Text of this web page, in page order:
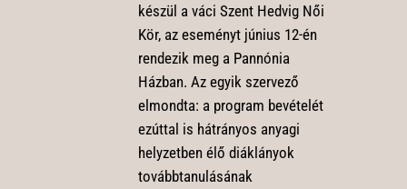
készül a váci Szent Hedvig Női
Kör, az eseményt június 12-én
rendezik meg a Pannónia
Házban. Az egyik szervező
elmondta: a program bevételét
ezúttal is hátrányos anyagi
helyzetben élő diáklányok
továbbtanulásának